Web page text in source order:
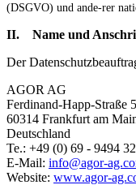
(DSGVO) und ande-rer
II. Name und
Der
AGOR AG
Ferdinand-Happ-Straße
60314 Frankfurt am
Deutschland
Te.: +49 (0) 69 - 9494
E-Mail: info@agor-
Website: www.agor-